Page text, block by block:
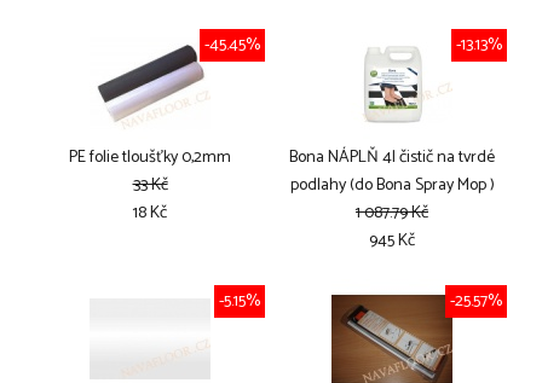
PE folie tloušťky 0,2mm
-45.45%
33 Kč
18 Kč
Bona NÁPLŇ 4l čistič na tvrdé
podlahy (do Bona Spray Mop )
-13.13%
1 087.79 Kč
945 Kč
-5.15% -25.57%